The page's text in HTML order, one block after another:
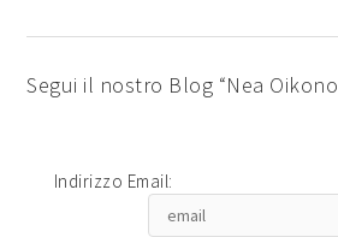
Segui il nostro Blog “Nea
Indirizzo Email: